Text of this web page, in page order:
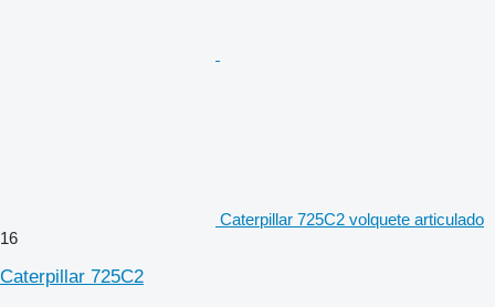
Caterpillar 725C2 volquete articulado
16
Caterpillar 725C2